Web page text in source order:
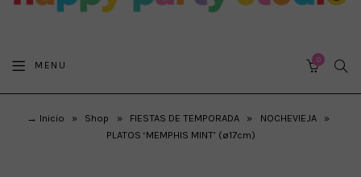
MENU 0
→ Inicio » Shop » FIESTAS DE TEMPORADA » NOCHEVIEJA
»
PLATOS ‘MEMPHIS MINT’ (ø17cm)